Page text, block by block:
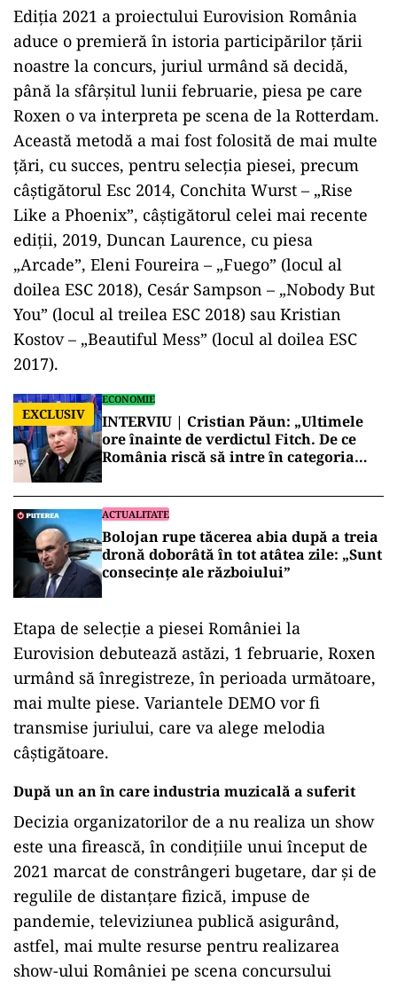
Ediția 2021 a proiectului Eurovision România
aduce o premieră în istoria participărilor țării
noastre la concurs, juriul urmând să decidă,
până la sfârșitul lunii februarie, piesa pe care
Roxen o va interpreta pe scena de la Rotterdam.
Această metodă a mai fost folosită de mai multe
ţări, cu succes, pentru selecţia piesei, precum
câştigătorul Esc 2014, Conchita Wurst – „Rise
Like a Phoenix”, câştigătorul celei mai recente
ediţii, 2019, Duncan Laurence, cu piesa
„Arcade”, Eleni Foureira – „Fuego” (locul al
doilea ESC 2018), Cesár Sampson – „Nobody But
You” (locul al treilea ESC 2018) sau Kristian
Kostov – „Beautiful Mess” (locul al doilea ESC
2017).
EXCLUSIV
ECONOMIE
INTERVIU | Cristian Păun: „Ultimele
ore înainte de verdictul Fitch. De ce
România riscă să intre în categoria
ACTUALITATE
Bolojan rupe tăcerea abia după a treia
dronă doborâtă în tot atâtea zile: „Sunt
consecințe ale războiului”
Etapa de selecție a piesei României la
Eurovision debutează astăzi, 1 februarie, Roxen
urmând să înregistreze, în perioada următoare,
mai multe piese. Variantele DEMO vor fi
transmise juriului, care va alege melodia
câștigătoare.
După un an în care industria muzicală a suferit
Decizia organizatorilor de a nu realiza un show
este una firească, în condițiile unui început de
2021 marcat de constrângeri bugetare, dar și de
regulile de distanțare fizică, impuse de
pandemie, televiziunea publică asigurând,
astfel, mai multe resurse pentru realizarea
show-ului României pe scena concursului